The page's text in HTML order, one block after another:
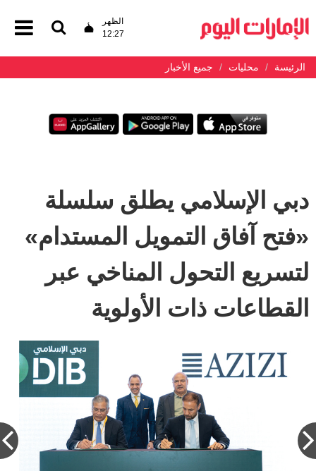
الظهر
12:27
الرئيسة محليات جميع الأخبار
دبي الإسلامي يطلق سلسلة
«فتح آفاق التمويل المستدام»
لتسريع التحول المناخي عبر
القطاعات ذات الأولوية